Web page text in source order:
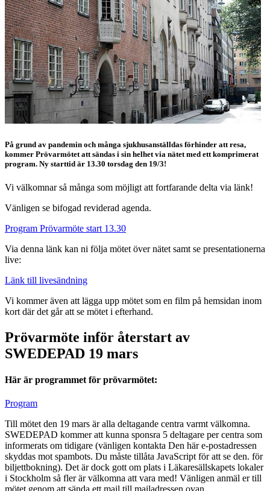
På grund av pandemin och många sjukhusanställdas förhinder att resa,
kommer Prövarmötet att sändas i sin helhet via nätet med ett komprimerat
program. Ny starttid är 13.30 torsdag den 19/3!
Vi välkomnar så många som möjligt att fortfarande delta via länk!
Vänligen se bifogad reviderad agenda.
Program Prövarmöte start 13.30
Via denna länk kan ni följa mötet över nätet samt se presentationerna
live:
Länk till livesändning
Vi kommer även att lägga upp mötet som en film på hemsidan inom
kort där det går att se mötet i efterhand.
Prövarmöte inför återstart av
SWEDEPAD 19 mars
Här är programmet för prövarmötet:
Program
Till mötet den 19 mars är alla deltagande centra varmt välkomna.
SWEDEPAD kommer att kunna sponsra 5 deltagare per centra som
informerats om tidigare (vänligen kontakta Den här e-postadressen
skyddas mot spambots. Du måste tillåta JavaScript för att se den. för
biljettbokning). Det är dock gott om plats i Läkaresällskapets lokaler
i Stockholm så fler är välkomna att vara med! Vänligen anmäl er till